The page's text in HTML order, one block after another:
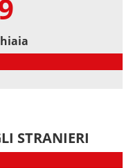
STRANIERI